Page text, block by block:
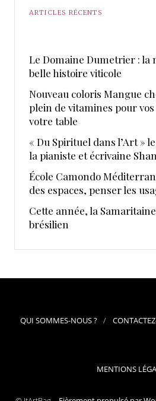
ARTICLES RÉCENTS
Le Domaine Dumetrier : la
belle histoire viticole
Nouveau coloris Mangue
plein de vitamines pour
votre table
« Du Spirituel dans l’Art »
la pianiste et écrivaine
École Camondo
des espaces, penser les
Cette année, la
brésilien
QUI SOMMES-NOUS ?
MENTIONS